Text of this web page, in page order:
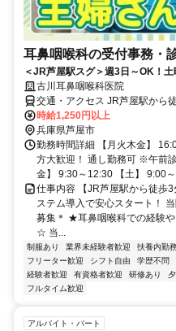
耳鼻咽喉科の受付事務・
＜JR芦屋駅スグ＞週3日～OK！
古川耳鼻咽喉科医院
交通・アクセス JR芦屋駅から
時給1,250円以上
兵庫県芦屋市
勤務時間詳細 【月火木金】
方大歓迎！ 通し勤務可 ※午前
金】 9:30～12:30 【土】 9:00
仕事内容 【JR芦屋駅から徒歩
ステム導入で安心スタート！
募集＊ ★耳鼻咽喉科での経験
☆ 当...
制服あり 業界未経験者歓迎 扶養内勤
フリーター歓迎
シフト自由 学歴不問
経験者歓迎
有資格者歓迎 研修あり
フルタイム歓迎
アルバイト・パート